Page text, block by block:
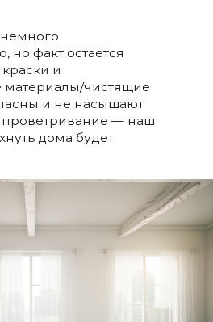
но факт остается
и
материалы/чистящие
и не насыщают
проветривание — наш
дома будет